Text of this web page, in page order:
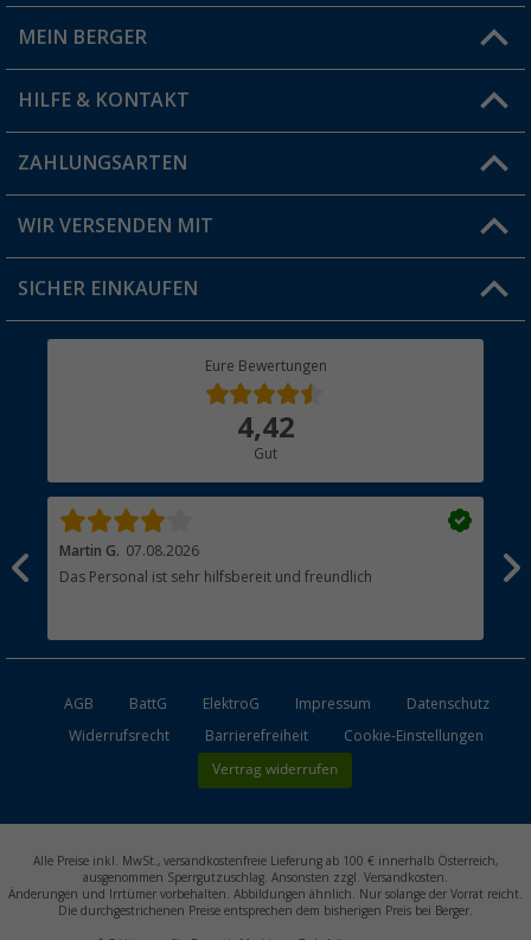
Filiale finden
MEIN BERGER
Vorteilskarte
Blog
Jobs & Karriere
HILFE & KONTAKT
FAQ & Kontakt
Versandinformationen
Rücksendung
ZAHLUNGSARTEN
WIR VERSENDEN MIT
SICHER EINKAUFEN
Eure Bewertungen
4,42
Gut
Martin G. 07.08.2026
Das Personal ist sehr hilfsbereit und freundlich
AGB BattG ElektroG Impressum
Datenschutz
Widerrufsrecht
Barrierefreiheit Cookie-Einstellungen
Vertrag widerrufen
Alle Preise inkl. MwSt., versandkostenfreie Lieferung ab 100 € innerhalb Österreich,
ausgenommen Sperrgutzuschlag. Ansonsten zzgl. Versandkosten.
Änderungen und Irrtümer vorbehalten. Abbildungen ähnlich. Nur solange der Vorrat reicht.
Die durchgestrichenen Preise entsprechen dem bisherigen Preis bei Berger.